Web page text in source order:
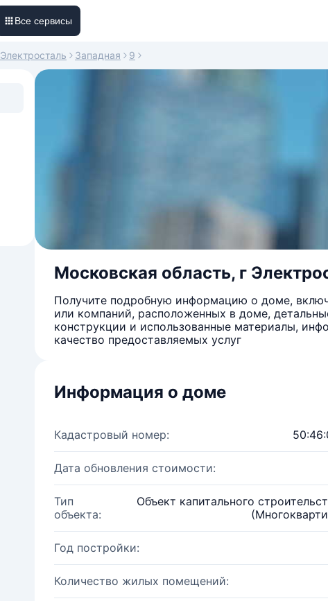
Все сервисы
Электросталь Западная 9
Московская область, г
Получите подробную информацию о доме,
или компаний, расположенных в доме,
конструкции и использованные материалы,
качество предоставляемых услуг
Информация о доме
Кадастровый номер:
Дата обновления стоимости:
Тип
объекта:
Объект капитального
Год постройки:
Количество жилых помещений: